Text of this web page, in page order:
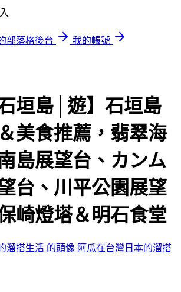
部落格後台
我的帳號
垣島│遊】石垣島
美食推薦，翡翠海
島展望台、カンム
台、川平公園展望
崎燈塔＆明石食堂
阿瓜在台灣日本的溜搭